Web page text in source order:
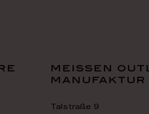
meissen
manufaktur
Talstraße 9